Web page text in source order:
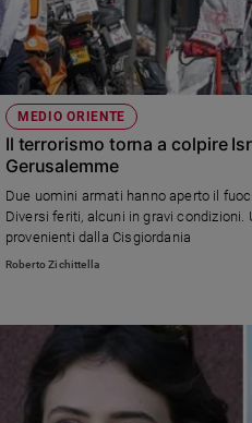
Diversità
e
inclusione
Costume
Cultura
e
spettacoli
Sanremo
streaming
Musica
MEDIO ORIENTE
Il terrorismo torna a colpire
Gerusalemme
Due uomini armati hanno aperto il
Diversi feriti, alcuni in gravi condizioni.
provenienti dalla Cisgiordania
Roberto Zichittella